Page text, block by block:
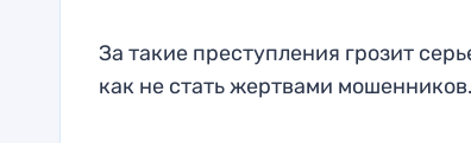
За такие преступления грозит
как не стать жертвами мошенников.